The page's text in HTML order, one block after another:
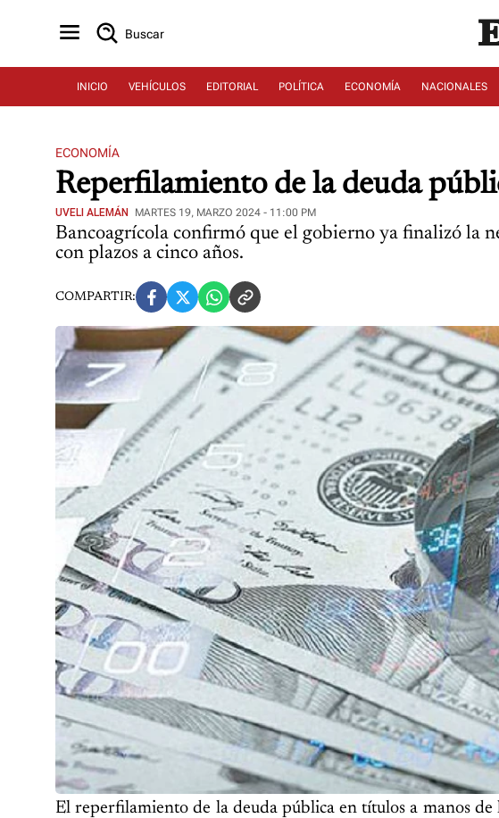
Buscar
INICIO VEHÍCULOS EDITORIAL POLÍTICA ECONOMÍA NACIONALES
ECONOMÍA
Reperfilamiento de la deuda
UVELI ALEMÁN MARTES 19, MARZO 2024 - 11:00 PM
Bancoagrícola confirmó que el gobierno ya finalizó la
con plazos a cinco años.
COMPARTIR:
El reperfilamiento de la deuda pública en títulos a manos